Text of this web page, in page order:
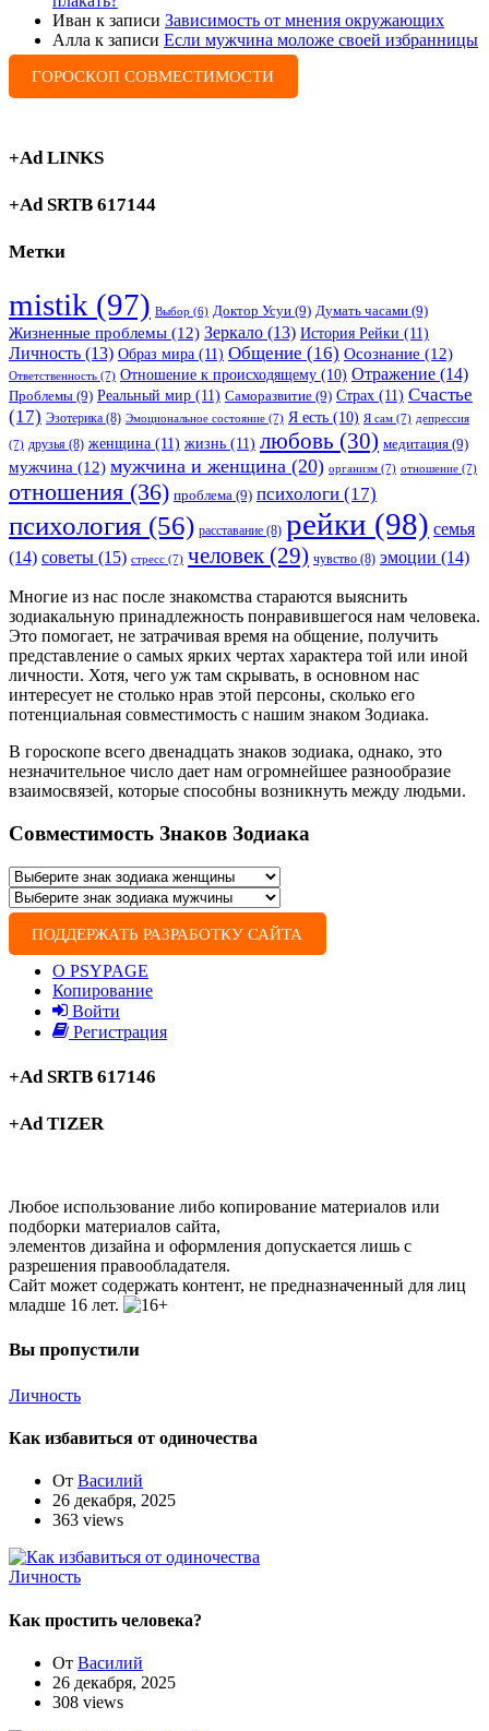
Иван к записи Зависимость от мнения окружающих
Алла к записи Если мужчина моложе своей избранницы
ГОРОСКОП СОВМЕСТИМОСТИ
+Ad LINKS
+Ad SRTB 617144
Метки
mistik (97) Выбор (6) Доктор Усуи (9) Думать часами (9)
Жизненные проблемы (12) Зеркало (13) История Рейки (11)
Личность (13) Образ мира (11) Общение (16) Осознание (12)
Ответственность (7) Отношение к происходящему (10) Отражение (14)
Проблемы (9) Реальный мир (11) Саморазвитие (9) Страх (11) Счастье
(17) Эзотерика (8) Эмоциональное состояние (7) Я есть (10) Я сам (7) депрессия
(7) друзья (8) женщина (11) жизнь (11) любовь (30) медитация (9)
мужчина (12) мужчина и женщина (20) организм (7) отношение (7)
отношения (36) проблема (9) психологи (17)
психология (56) расставание (8) рейки (98) семья
(14) советы (15) стресс (7) человек(29) чувство (8) эмоции (14)
Многие из нас после знакомства стараются выяснить
зодиакальную принадлежность понравившегося нам человека.
Это помогает, не затрачивая время на общение, получить
представление о самых ярких чертах характера той или иной
личности. Хотя, чего уж там скрывать, в основном нас
интересует не столько нрав этой персоны, сколько его
потенциальная совместимость с нашим знаком Зодиака.
В гороскопе всего двенадцать знаков зодиака, однако, это
незначительное число дает нам огромнейшее разнообразие
взаимосвязей, которые способны возникнуть между людьми.
Совместимость Знаков Зодиака
ПОДДЕРЖАТЬ РАЗРАБОТКУ САЙТА
О PSYPAGE
Копирование
Войти
Регистрация
+Ad SRTB 617146
+Ad TIZER
Любое использование либо копирование материалов или
подборки материалов сайта,
элементов дизайна и оформления допускается лишь с
разрешения правообладателя.
Сайт может содержать контент, не предназначенный для лиц
младше 16 лет.
Вы пропустили
Личность
Как избавиться от одиночества
От Василий
26 декабря, 2025
363 views
Личность
Как простить человека?
От Василий
26 декабря, 2025
308 views